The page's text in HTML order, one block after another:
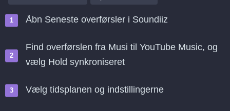
Åbn Seneste overførsler i Soundiiz
Find overførslen fra Musi til YouTube Music, og
vælg Hold synkroniseret
Vælg tidsplanen og indstillingerne